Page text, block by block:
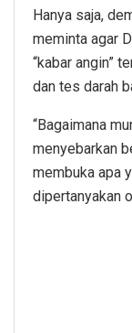
Hanya saja,
meminta agar
“kabar angin”
dan tes darah
“Bagaimana
menyebarkan
membuka apa
dipertanyakan